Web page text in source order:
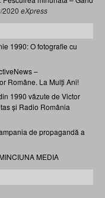
2020 eXpress
1990: O fotografie cu
–
Române. La Mulți Ani!
1990 văzute de Victor
și Radio România
de propagandă a
MEDIA